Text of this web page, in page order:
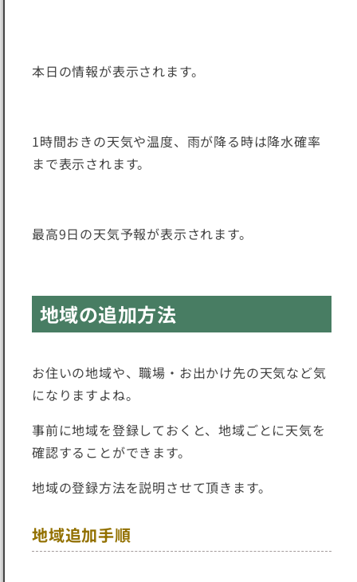
本日の情報が表示されます。
1時間おきの天気や温度、雨が降る時は降水確率
まで表示されます。
最高9日の天気予報が表示されます。
地域の追加方法
お住いの地域や、職場・お出かけ先の天気など気
になりますよね。
事前に地域を登録しておくと、地域ごとに天気を
確認することができます。
地域の登録方法を説明させて頂きます。
地域追加手順